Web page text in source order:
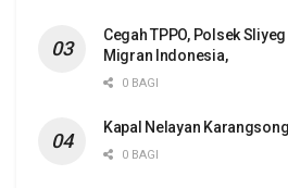
Cegah TPPO, Polsek
Migran Indonesia,
0 BAGI
Kapal Nelayan
0 BAGI